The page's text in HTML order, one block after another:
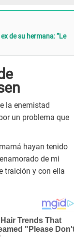
de su hermana: “Le
la enemistad
un problema que
hayan tenido
de mi
traición y con ella